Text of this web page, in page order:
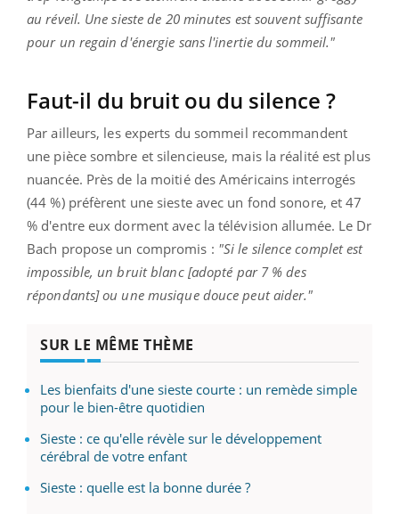
au réveil. Une sieste de 20 minutes est souvent suffisante
pour un regain d'énergie sans l'inertie du sommeil."
Faut-il du bruit ou du silence ?
Par ailleurs, les experts du sommeil recommandent
une pièce sombre et silencieuse, mais la réalité est plus
nuancée. Près de la moitié des Américains interrogés
(44 %) préfèrent une sieste avec un fond sonore, et 47
% d'entre eux dorment avec la télévision allumée. Le Dr
Bach propose un compromis : "Si le silence complet est
impossible, un bruit blanc [adopté par 7 % des
répondants] ou une musique douce peut aider."
SUR LE MÊME THÈME
Les bienfaits d'une sieste courte : un remède simple
pour le bien-être quotidien
Sieste : ce qu'elle révèle sur le développement
cérébral de votre enfant
Sieste : quelle est la bonne durée ?